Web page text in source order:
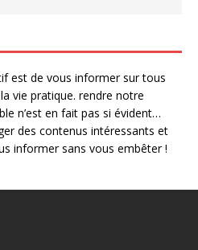
est de vous informer sur tous
vie pratique. rendre notre
n’est en fait pas si évident…
des contenus intéressants et
informer sans vous embêter !